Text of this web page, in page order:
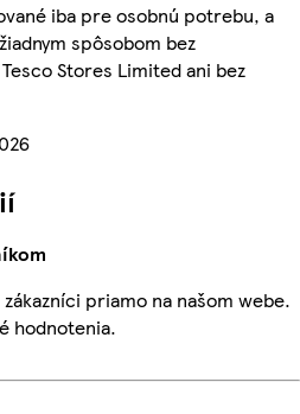
iba pre osobnú potrebu, a
spôsobom bez
Stores Limited ani bez
priamo na našom webe.
hodnotenia.